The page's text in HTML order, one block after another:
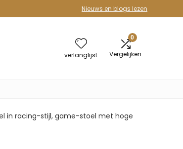
Nieuws en blogs lezen
verlanglijst
0
Vergelijken
in racing-stijl, game-stoel met hoge